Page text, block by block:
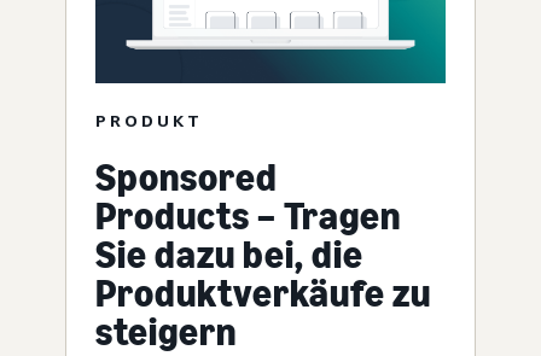
PRODUKT
Sponsored
Products – Tragen
Sie dazu bei, die
Produktverkäufe zu
steigern